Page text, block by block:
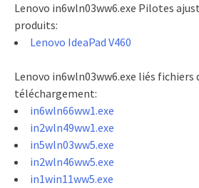
Lenovo in6wln03ww6.exe Pilotes
produits:
Lenovo IdeaPad V460
Lenovo in6wln03ww6.exe liés
téléchargement:
in6wln66ww1.exe
in2wln49ww1.exe
in5wln03ww5.exe
in2wln46ww5.exe
in1win11ww5.exe